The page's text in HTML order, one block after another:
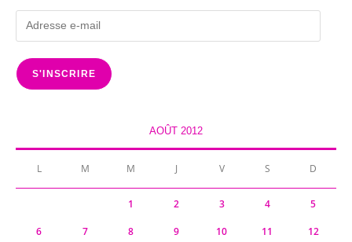
Adresse
e-
mail
S'INSCRIRE
AOÛT 2012
L M M J V S D
1 2 3 4 5
6 7 8 9 10 11 12